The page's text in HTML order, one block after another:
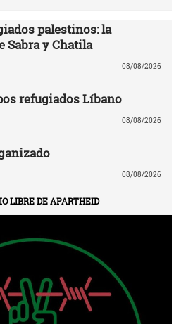
palestinos: la
Sabra y Chatila
08/08/2026
refugiados Líbano
08/08/2026
08/08/2026
LIBRE DE APARTHEID